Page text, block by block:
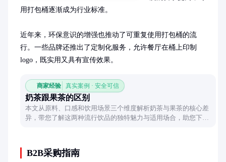
用打包桶逐渐成为行业标准。
近年来，环保意识的增强也推动了可重复使用打包桶的流
行。一些品牌还推出了定制化服务，允许餐厅在桶上印制
logo，既实用又具有宣传效果。
商家经验 真实案例 · 安全可信
奶茶跟果茶的区别
本文从原料、口感和饮用场景三个维度解析奶茶与果茶的核心差
异，带您了解这两种流行饮品的独特魅力与适用场合，助您下次
B2B采购指南